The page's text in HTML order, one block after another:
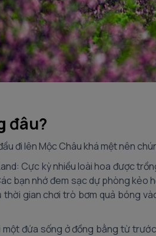
đâu?
đi lên Mộc Châu khá mệt nên
Cực kỳ nhiều loài hoa được
bạn nhớ đem sạc dự phòng kẻo
thời gian chơi trò bơm quả bóng
một đứa sống ở đồng bằng từ